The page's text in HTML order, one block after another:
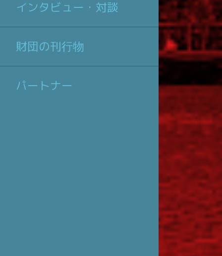
インタビュー・対談
財団の刊行物
パートナー